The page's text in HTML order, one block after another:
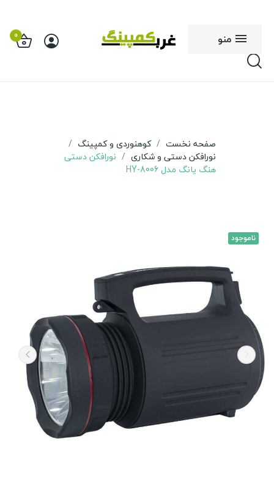
منو 0
صفحه نخست
کوهنوردی و کمپینگ
نورافکن دستی و شکاری
نورافکن دستی
هنگ یانگ مدل HY-8006
ناموجود